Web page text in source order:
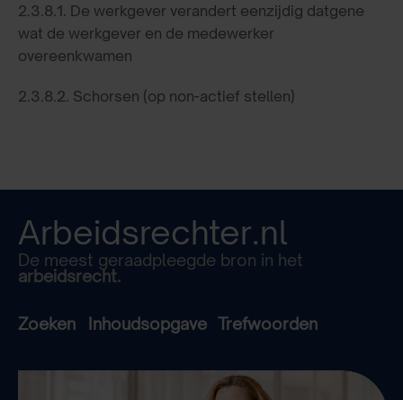
2.3.8.1. De werkgever verandert eenzijdig datgene
wat de werkgever en de medewerker
overeenkwamen
2.3.8.2. Schorsen (op non-actief stellen)
Arbeidsrechter.nl
De meest geraadpleegde bron in het
arbeidsrecht.
Zoeken Inhoudsopgave Trefwoorden